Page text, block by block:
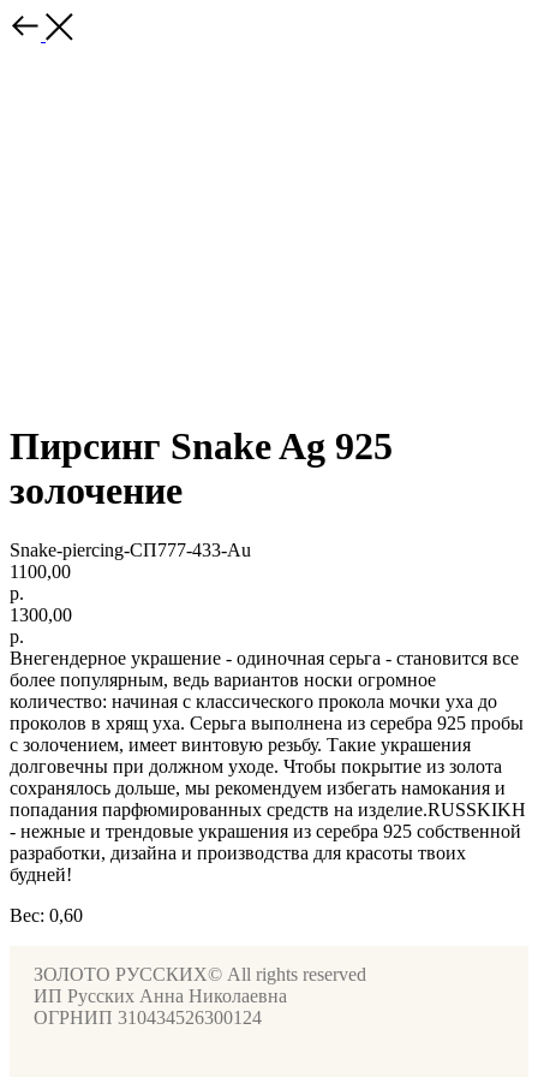
Пирсинг Snake Ag 925
золочение
Snake-piercing-СП777-433-Au
1100,00
р.
1300,00
р.
Внегендерное украшение - одиночная серьга - становится все
более популярным, ведь вариантов носки огромное
количество: начиная с классического прокола мочки уха до
проколов в хрящ уха. Серьга выполнена из серебра 925 пробы
с золочением, имеет винтовую резьбу. Такие украшения
долговечны при должном уходе. Чтобы покрытие из золота
сохранялось дольше, мы рекомендуем избегать намокания и
попадания парфюмированных средств на изделие.RUSSKIKH
- нежные и трендовые украшения из серебра 925 собственной
разработки, дизайна и производства для красоты твоих
будней!
Вес: 0,60
ЗОЛОТО РУССКИХ© All rights reserved
ИП Русских Анна Николаевна
ОГРНИП 310434526300124